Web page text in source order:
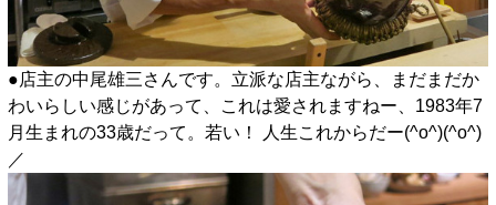
●店主の中尾雄三さんです。立派な店主ながら、まだまだか
わいらしい感じがあって、これは愛されますねー、1983年7
月生まれの33歳だって。若い！ 人生これからだー(^o^)(^o^)
／